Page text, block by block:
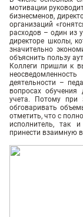
мотивации
бизнесменов,
организаций
расходов – один из
директоре школы,
значительно
объяснить пользу
Коллеги пришли к
деятельности –
вопросах обучения
учета. Потому при
обговаривать
отметить, что с
исполнитель, так
принести взаимную